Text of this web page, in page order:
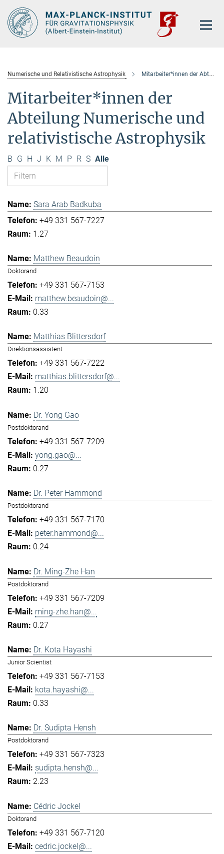
Hauptinhalt
Numerische und Relativistische Astrophysik Mitarbeiter*innen der Abteilung
Mitarbeiter*innen der
Abteilung Numerische und
relativistische Astrophysik
B G H J K M P R S Alle
Sara Arab Badkuba
+49 331 567-7227
1.27
Matthew Beaudoin
Doktorand
+49 331 567-7153
matthew.beaudoin@...
0.33
Matthias Blittersdorf
Direktionsassistent
+49 331 567-7222
matthias.blittersdorf@...
1.20
Dr. Yong Gao
Postdoktorand
+49 331 567-7209
yong.gao@...
0.27
Dr. Peter Hammond
Postdoktorand
+49 331 567-7170
peter.hammond@...
0.24
Dr. Ming-Zhe Han
Postdoktorand
+49 331 567-7209
ming-zhe.han@...
0.27
Dr. Kota Hayashi
Junior Scientist
+49 331 567-7153
kota.hayashi@...
0.33
Dr. Sudipta Hensh
Postdoktorand
+49 331 567-7323
sudipta.hensh@...
2.23
Cédric Jockel
Doktorand
+49 331 567-7120
cedric.jockel@...